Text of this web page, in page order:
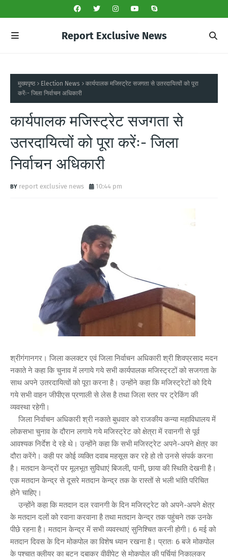
Report Exclusive News
मुख्यपृष्ठ Election News
कार्यपालक मजिस्ट्रेट सजगता से उतरदायित्वों को पूरा
करेंः- जिला निर्वाचन अधिकारी
कार्यपालक मजिस्ट्रेट सजगता से
उतरदायित्वों को पूरा करेंः- जिला
निर्वाचन अधिकारी
report exclusive news 10:44 pm
श्रीगंगानगर। जिला कलक्टर एवं जिला निर्वाचन अधिकारी श्री शिवप्रसाद मदन
नकाते ने कहा कि चुनाव में लगाये गये सभी कार्यपालक मजिस्ट्रटों को सजगता के
साथ अपने उतरदायित्वों को पूरा करना है। उन्होंने कहा कि मजिस्ट्रेटों को दिये
गये सभी वाहन जीपीएस प्रणाली से लेस है तथा जिला स्तर पर ट्रेकिंग की
व्यवस्था रहेगी।
जिला निर्वाचन अधिकारी श्री नकाते बुधवार को राजकीय कन्या महाविधालय में
लोकसभा चुनाव के दौरान लगाये गये मजिस्ट्रेट को क्षेत्रा में रवानगी से पूर्व
आवश्यक निर्देश दे रहे थे। उन्होंने कहा कि सभी मजिस्ट्रेट अपने-अपने क्षेत्र का
दौरा करेंगे। कही पर कोई व्यक्ति दवाब महसूस कर रहे हो तो उनसे संपर्क करना
है। मतदान केन्द्रों पर मूलभूत सुविधाएं बिजली, पानी, छाया की स्थिति देखनी है।
एक मतदान केन्द्र से दूसरे मतदान केन्द्र तक के रास्तों से भली भांति परिचित
होने चाहिए।
उन्होंने कहा कि मतदान दल रवानगी के दिन मजिस्ट्रेट को अपने-अपने क्षेत्र
के मतदान दलों को रवाना करवाना है तथा मतदान केन्द्र तक पहुंचने तक उनके
पीछे रहना है। मतदान केन्द्र में सभी व्यवस्थाएं सुनिश्चित करनी होगी। 6 मई को
मतदान दिवस के दिन मोकपोल का विशेष ध्यान रखना है। प्रातः 6 बजे मोकपोल
के पश्चात क्लीयर का बटन दबाकर वीवीपेट से मोकपोल की पर्चियां निकालकर